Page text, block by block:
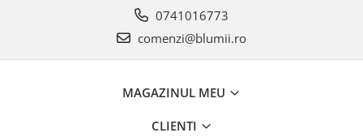
0741016773
comenzi@blumii.ro
MAGAZINUL MEU
CLIENTI